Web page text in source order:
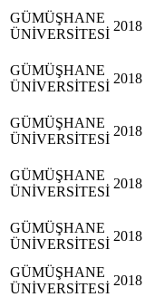
GÜMÜŞHANE
ÜNİVERSİTESİ
2018
GÜMÜŞHANE
ÜNİVERSİTESİ
2018
GÜMÜŞHANE
ÜNİVERSİTESİ
2018
GÜMÜŞHANE
ÜNİVERSİTESİ
2018
GÜMÜŞHANE
ÜNİVERSİTESİ
2018
GÜMÜŞHANE
ÜNİVERSİTESİ
2018